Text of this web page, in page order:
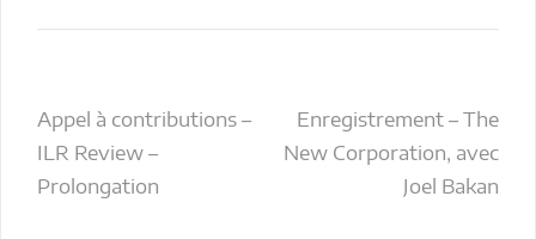
Navigation
de
l’article
Appel à contributions –
ILR Review –
Prolongation
Enregistrement – The
New Corporation, avec
Joel Bakan